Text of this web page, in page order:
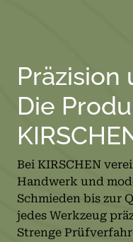
Präzision
Die
Bei KIRSCHEN
Handwerk und
Schmieden bis zur
jedes Werkzeug
Strenge